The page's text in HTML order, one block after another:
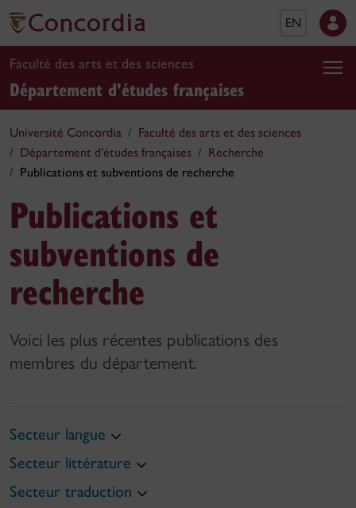
EN
Faculté des arts et des sciences
Département d'études françaises
Université Concordia
Faculté des arts et des sciences
Département d'études françaises
Recherche
Publications et subventions de recherche
Publications et
subventions de
recherche
Voici les plus récentes publications des
membres du département.
Secteur langue
Secteur littérature
Secteur traduction